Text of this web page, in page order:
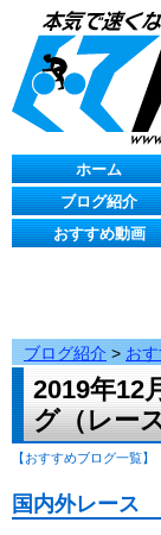
ホーム
ブログ紹介
おすすめ動画
ブログ紹介 > お
2019年12
グ（レー
【おすすめブログ一覧】
国内外レース